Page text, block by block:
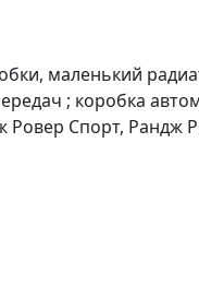
маленький
; коробка
Спорт, Рандж